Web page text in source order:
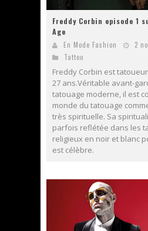
Freddy Corbin episode 1
Age
En Mode Fashion
2
Tattoo
Freddy Corbin est
27 ans.Véritable avant-
tatouage moderne, il est
monde du tatouage
très spirituelle. Sa
parfois reflétée dans les
religieux en noir et blanc
est célèbre.